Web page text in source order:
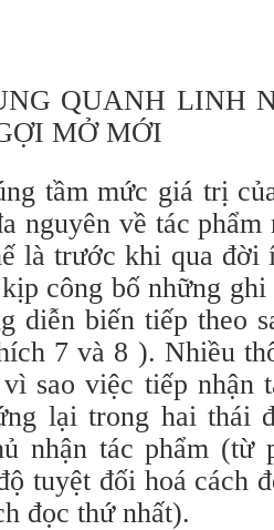
QUANH LINH
MỞ MỚI
tầm mức giá trị
nguyên về tác
là trước khi qua đời
công bố những
diễn biến tiếp theo
7 và 8 ). Nhiều
sao việc tiếp nhận
lại trong hai thái
nhận tác phẩm (từ
tuyệt đối hoá cách
đọc thứ nhất).